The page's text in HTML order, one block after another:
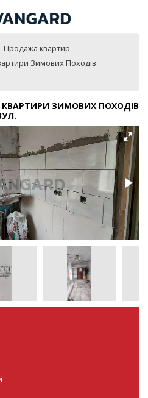
Продажа квартир
Зимових Походів
ЗИМОВИХ ПОХОДІВ